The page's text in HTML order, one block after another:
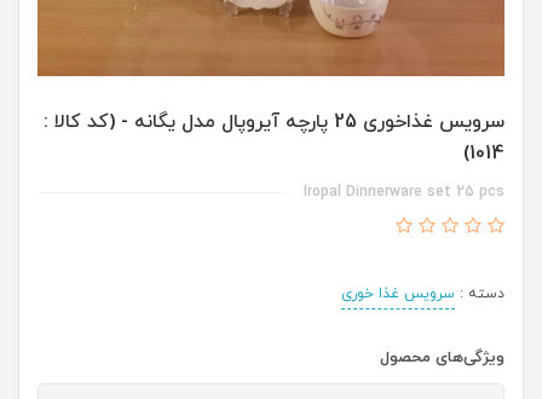
سرویس غذاخوری 25 پارچه آیروپال مدل یگانه - (کد کالا :
1014)
Iropal Dinnerware set 25 pcs
دسته : سرویس غذا خوری
ویژگی‌های محصول